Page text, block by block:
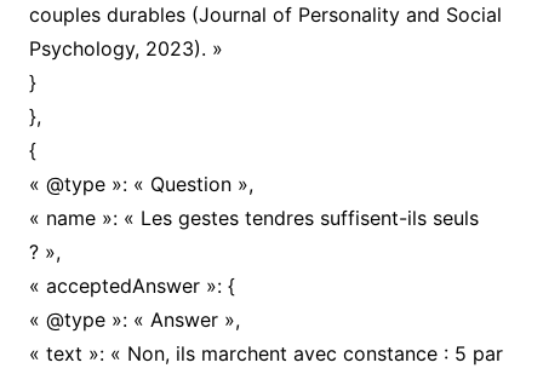
couples durables (Journal of Personality and Social
Psychology, 2023). »
}
},
{
« @type »: « Question »,
« name »: « Les gestes tendres suffisent-ils seuls
? »,
« acceptedAnswer »: {
« @type »: « Answer »,
« text »: « Non, ils marchent avec constance : 5 par